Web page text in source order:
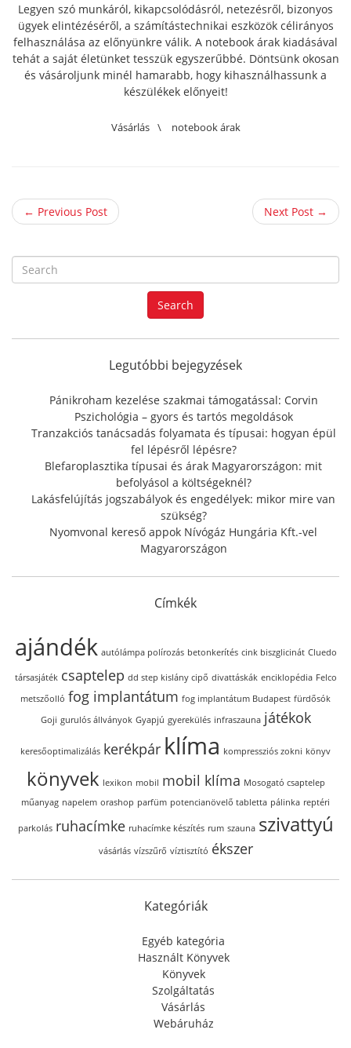
Legyen szó munkáról, kikapcsolódásról, netezésről, bizonyos
ügyek elintézéséről, a számítástechnikai eszközök célirányos
felhasználása az előnyünkre válik. A notebook árak kiadásával
tehát a saját életünket tesszük egyszerűbbé. Döntsünk okosan
és vásároljunk minél hamarabb, hogy kihasználhassunk a
készülékek előnyeit!
Vásárlás \ notebook árak
← Previous Post Next Post →
e
a
r
f
r
:
Search
Legutóbbi bejegyzések
Pánikroham kezelése szakmai támogatással: Corvin
Pszichológia – gyors és tartós megoldások
Tranzakciós tanácsadás folyamata és típusai: hogyan épül
fel lépésről lépésre?
Blefaroplasztika típusai és árak Magyarországon: mit
befolyásol a költségeknél?
Lakásfelújítás jogszabályok és engedélyek: mikor mire van
szükség?
Nyomvonal kereső appok Nívógáz Hungária Kft.-vel
Magyarországon
Címkék
ajándék autólámpa polírozás betonkerítés cink biszglicinát Cluedo
társasjáték csaptelep dd step kislány cipő divattáskák enciklopédia Felco
metszőolló fog implantátum fog implantátum Budapest fürdősók
Goji gurulós állványok Gyapjú gyerekülés infraszauna játékok
keresőoptimalizálás kerékpár klíma kompressziós zokni könyv
könyvek lexikon mobil mobil klíma Mosogató csaptelep
műanyag napelem orashop parfüm potencianövelő tabletta pálinka reptéri
parkolás ruhacímke ruhacímke készítés rum szauna szivattyú
vásárlás vízszűrő víztisztító ékszer
Kategóriák
Egyéb kategória
Használt Könyvek
Könyvek
Szolgáltatás
Vásárlás
Webáruház